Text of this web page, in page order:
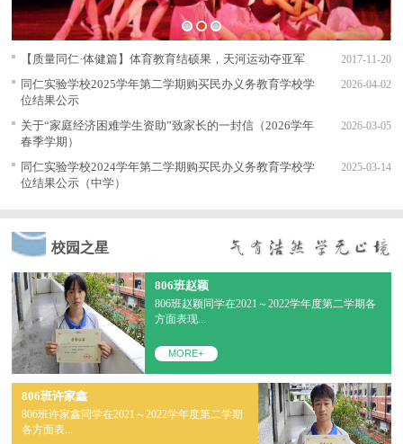
1 2 3
【质量同仁·体健篇】体育教育结硕果，天河运动夺亚军 2017-11-20
同仁实验学校2025学年第二学期购买民办义务教育学校学
位结果公示
2026-04-02
关于“家庭经济困难学生资助”致家长的一封信（2026学年
春季学期）
2026-03-05
同仁实验学校2024学年第二学期购买民办义务教育学校学
位结果公示（中学）
2025-03-14
校园之星
806班赵颖
806班赵颖同学在2021～2022学年度第二学期各
方面表现...
MORE+
806班许家鑫
806班许家鑫同学在2021～2022学年度第二学期
各方面表...